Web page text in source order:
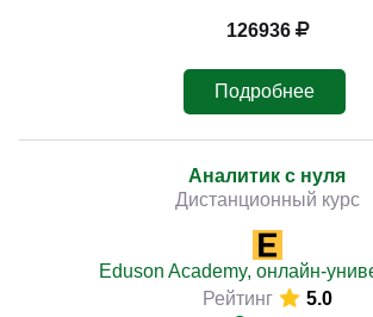
126936
Подробнее
Аналитик с нуля
Дистанционный курс
Eduson Academy, онлайн-
Рейтинг
5.0